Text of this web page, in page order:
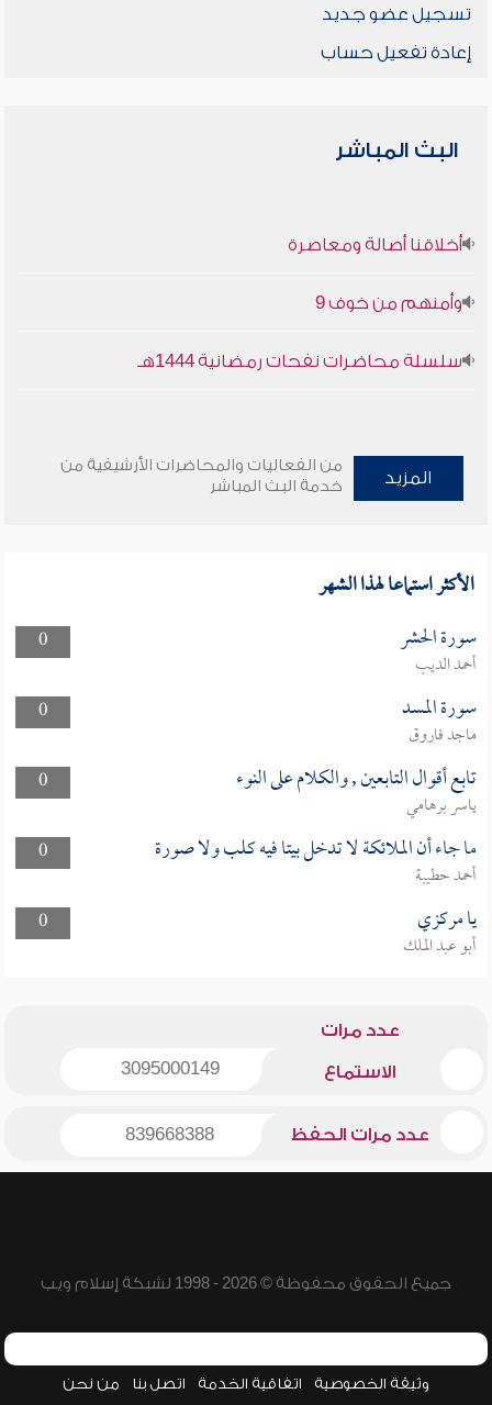
تسجيل عضو جديد
إعادة تفعيل حساب
البث المباشر
أخلاقنا أصالة ومعاصرة
وأمنهم من خوف 9
سلسلة محاضرات نفحات رمضانية 1444هـ
المزيد
من الفعاليات والمحاضرات الأرشيفية من
خدمة البث المباشر
الأكثر استماعا لهذا الشهر
0 سورة الحشر
أحمد الديب
0
سورة المسد
ماجد فاروق
0
تابع أقوال التابعين , والكلام على النوء
ياسر برهامي
0
ما جاء أن الملائكة لا تدخل بيتا فيه كلب ولا صورة
أحمد حطيبة
0
يا مركزي
أبو عبد الملك
عدد مرات
الاستماع 3095000149
عدد مرات الحفظ 839668388
جميع الحقوق محفوظة © 2026 - 1998 لشبكة إسلام ويب
وثيقة الخصوصية اتفاقية الخدمة اتصل بنا من نحن